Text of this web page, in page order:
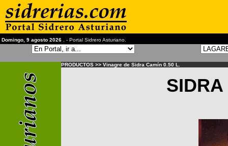
Domingo, 9 agosto 2026 . - Portal Sidrero Asturiano.
PRODUCTOS >> Vinagre de Sidra Camín 0.50 L.